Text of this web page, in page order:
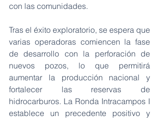
con las comunidades.
Tras el éxito exploratorio, se espera que
varias operadoras comiencen la fase
de desarrollo con la perforación de
nuevos pozos, lo que permitirá
aumentar la producción nacional y
fortalecer las reservas de
hidrocarburos. La Ronda Intracampos I
establece un precedente positivo y